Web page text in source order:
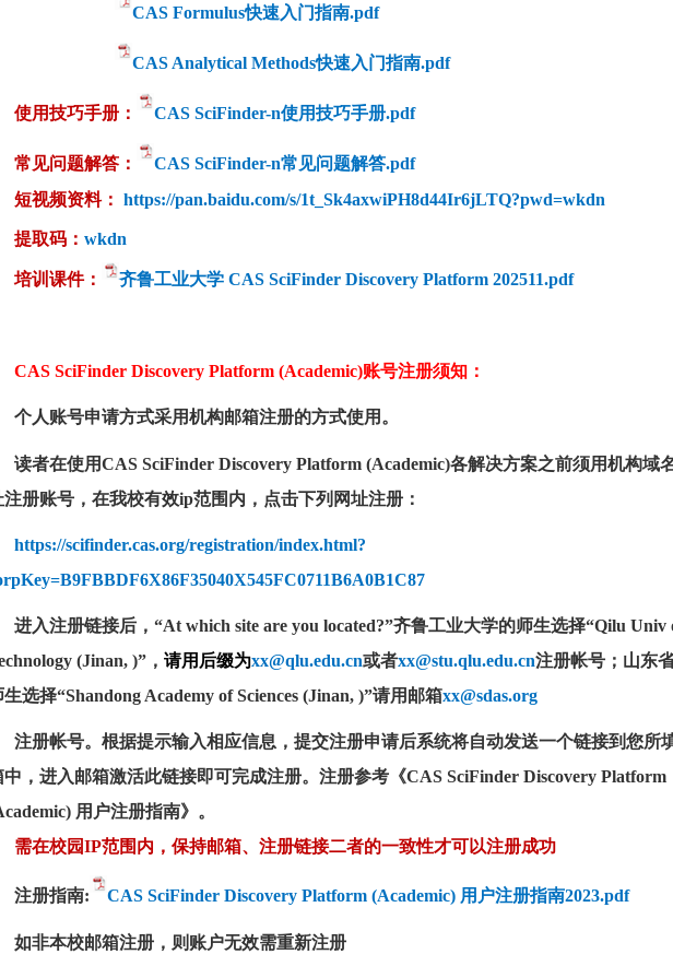
CAS Formulus快速入门指南.pdf
CAS Analytical Methods快速入门指南.pdf
使用技巧手册： CAS SciFinder-n使用技巧手册.pdf
常见问题解答：
CAS SciFinder-n常见问题解答.pdf
短视频资料： https://pan.baidu.com/s/1t_Sk4axwiPH8d44Ir6jLTQ?pwd=wkdn
提取码： wkdn
培训课件： 齐鲁工业大学 CAS SciFinder Discovery Platform 202511.pdf
CAS SciFinder Discovery Platform (Academic)账号注册须知：
个人账号申请方式采用机构邮箱注册的方式使用。
读者在使用CAS SciFinder Discovery Platform (Academic)各解决方案之前须用机构域
注册账号，在我校有效ip范围内，点击下列网址注册：
https://scifinder.cas.org/registration/index.html?
进入注册链接后，“At which site are you located?”齐鲁工业大学的师生选择“Qilu Univ
(Jinan, )”， 请用后缀为xx@qlu.edu.cn或者xx@stu.qlu.edu.cn注册帐号；山东
生选择“Shandong Academy of Sciences (Jinan, )”请用邮箱xx@sdas.org
注册帐号。根据提示输入相应信息，提交注册申请后系统将自动发送一个链接到您所
中，进入邮箱激活此链接即可完成注册。注册参考《CAS SciFinder Discovery Platform
用户注册指南》。
需在校园IP范围内， 保持邮箱、注册链接二者的一致性才可以注册成功
注册指南: CAS SciFinder Discovery Platform (Academic) 用户注册指南2023.pdf
如非本校邮箱注册，则账户无效需重新注册